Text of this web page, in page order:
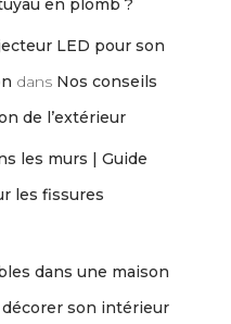
en plomb ?
LED pour son
dans Nos conseils
de l’extérieur
les murs | Guide
les fissures
dans une maison
décorer son intérieur